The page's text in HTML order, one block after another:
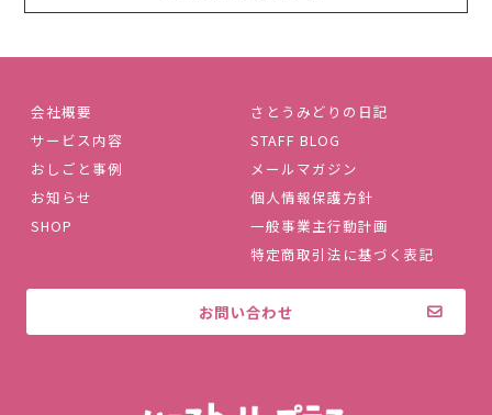
会社概要
サービス内容
おしごと事例
お知らせ
SHOP
さとうみどりの日記
STAFF BLOG
メールマガジン
個人情報保護方針
一般事業主行動計画
特定商取引法に基づく表記
お問い合わせ